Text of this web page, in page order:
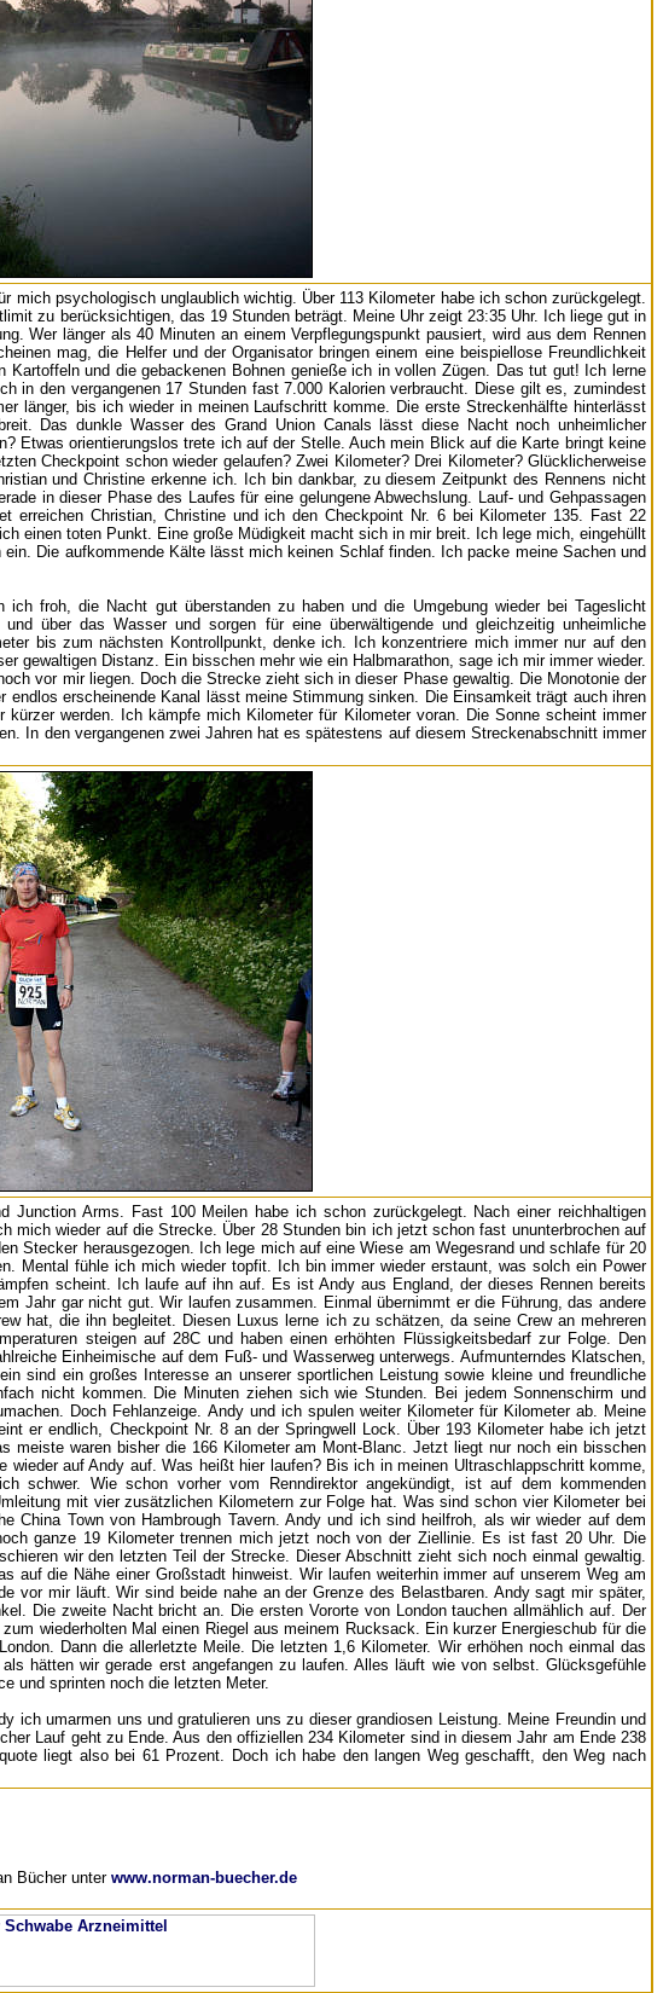
psychologisch unglaublich wichtig. Über 113 Kilometer habe ich schon zurückgelegt.
zu berücksichtigen, das 19 Stunden beträgt. Meine Uhr zeigt 23:35 Uhr. Ich liege gut in
Wer länger als 40 Minuten an einem Verpflegungspunkt pausiert, wird aus dem Rennen
mag, die Helfer und der Organisator bringen einem eine beispiellose Freundlichkeit
und die gebackenen Bohnen genieße ich in vollen Zügen. Das tut gut! Ich lerne
in den vergangenen 17 Stunden fast 7.000 Kalorien verbraucht. Diese gilt es, zumindest
länger, bis ich wieder in meinen Laufschritt komme. Die erste Streckenhälfte hinterlässt
Das dunkle Wasser des Grand Union Canals lässt diese Nacht noch unheimlicher
Etwas orientierungslos trete ich auf der Stelle. Auch mein Blick auf die Karte bringt keine
Checkpoint schon wieder gelaufen? Zwei Kilometer? Drei Kilometer? Glücklicherweise
und Christine erkenne ich. Ich bin dankbar, zu diesem Zeitpunkt des Rennens nicht
in dieser Phase des Laufes für eine gelungene Abwechslung. Lauf- und Gehpassagen
erreichen Christian, Christine und ich den Checkpoint Nr. 6 bei Kilometer 135. Fast 22
einen toten Punkt. Eine große Müdigkeit macht sich in mir breit. Ich lege mich, eingehüllt
Die aufkommende Kälte lässt mich keinen Schlaf finden. Ich packe meine Sachen und
froh, die Nacht gut überstanden zu haben und die Umgebung wieder bei Tageslicht
über das Wasser und sorgen für eine überwältigende und gleichzeitig unheimliche
bis zum nächsten Kontrollpunkt, denke ich. Ich konzentriere mich immer nur auf den
gewaltigen Distanz. Ein bisschen mehr wie ein Halbmarathon, sage ich mir immer wieder.
vor mir liegen. Doch die Strecke zieht sich in dieser Phase gewaltig. Die Monotonie der
erscheinende Kanal lässt meine Stimmung sinken. Die Einsamkeit trägt auch ihren
werden. Ich kämpfe mich Kilometer für Kilometer voran. Die Sonne scheint immer
In den vergangenen zwei Jahren hat es spätestens auf diesem Streckenabschnitt immer
Arms. Fast 100 Meilen habe ich schon zurückgelegt. Nach einer reichhaltigen
mich wieder auf die Strecke. Über 28 Stunden bin ich jetzt schon fast ununterbrochen auf
Stecker herausgezogen. Ich lege mich auf eine Wiese am Wegesrand und schlafe für 20
Mental fühle ich mich wieder topfit. Ich bin immer wieder erstaunt, was solch ein Power
scheint. Ich laufe auf ihn auf. Es ist Andy aus England, der dieses Rennen bereits
Jahr gar nicht gut. Wir laufen zusammen. Einmal übernimmt er die Führung, das andere
hat, die ihn begleitet. Diesen Luxus lerne ich zu schätzen, da seine Crew an mehreren
steigen auf 28C und haben einen erhöhten Flüssigkeitsbedarf zur Folge. Den
Einheimische auf dem Fuß- und Wasserweg unterwegs. Aufmunterndes Klatschen,
sind ein großes Interesse an unserer sportlichen Leistung sowie kleine und freundliche
nicht kommen. Die Minuten ziehen sich wie Stunden. Bei jedem Sonnenschirm und
Doch Fehlanzeige. Andy und ich spulen weiter Kilometer für Kilometer ab. Meine
er endlich, Checkpoint Nr. 8 an der Springwell Lock. Über 193 Kilometer habe ich jetzt
waren bisher die 166 Kilometer am Mont-Blanc. Jetzt liegt nur noch ein bisschen
auf Andy auf. Was heißt hier laufen? Bis ich in meinen Ultraschlappschritt komme,
schwer. Wie schon vorher vom Renndirektor angekündigt, ist auf dem kommenden
mit vier zusätzlichen Kilometern zur Folge hat. Was sind schon vier Kilometer bei
Town von Hambrough Tavern. Andy und ich sind heilfroh, als wir wieder auf dem
ganze 19 Kilometer trennen mich jetzt noch von der Ziellinie. Es ist fast 20 Uhr. Die
wir den letzten Teil der Strecke. Dieser Abschnitt zieht sich noch einmal gewaltig.
auf die Nähe einer Großstadt hinweist. Wir laufen weiterhin immer auf unserem Weg am
vor mir läuft. Wir sind beide nahe an der Grenze des Belastbaren. Andy sagt mir später,
Die zweite Nacht bricht an. Die ersten Vororte von London tauchen allmählich auf. Der
wiederholten Mal einen Riegel aus meinem Rucksack. Ein kurzer Energieschub für die
Dann die allerletzte Meile. Die letzten 1,6 Kilometer. Wir erhöhen noch einmal das
hätten wir gerade erst angefangen zu laufen. Alles läuft wie von selbst. Glücksgefühle
und sprinten noch die letzten Meter.
ich umarmen uns und gratulieren uns zu dieser grandiosen Leistung. Meine Freundin und
Lauf geht zu Ende. Aus den offiziellen 234 Kilometer sind in diesem Jahr am Ende 238
liegt also bei 61 Prozent. Doch ich habe den langen Weg geschafft, den Weg nach
Bücher unter www.norman-buecher.de